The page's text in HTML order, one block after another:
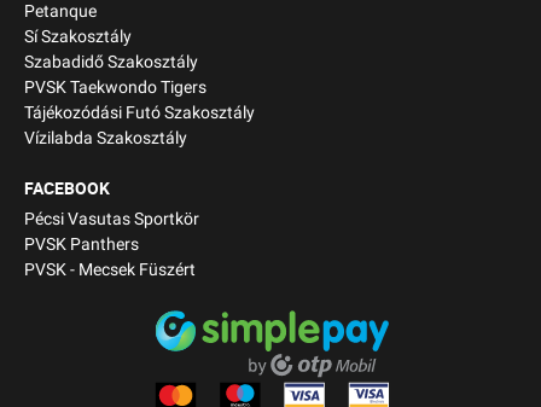
Petanque
Sí Szakosztály
Szabadidő Szakosztály
PVSK Taekwondo Tigers
Tájékozódási Futó Szakosztály
Vízilabda Szakosztály
FACEBOOK
Pécsi Vasutas Sportkör
PVSK Panthers
PVSK - Mecsek Füszért